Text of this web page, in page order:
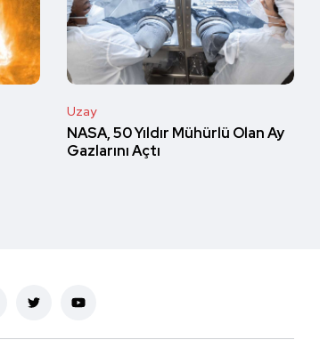
Uzay
NASA, 50 Yıldır Mühürlü Olan Ay
Gazlarını Açtı